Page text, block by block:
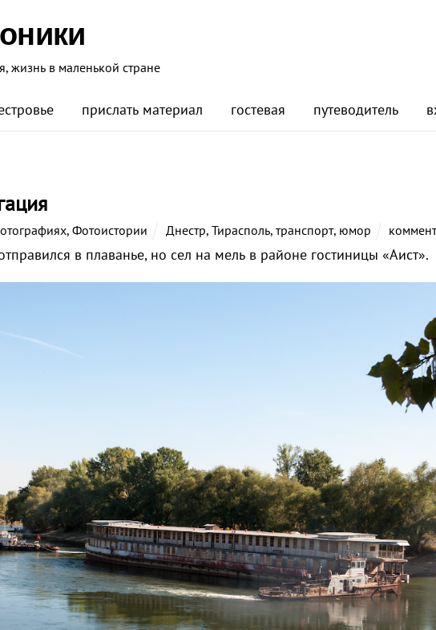
жизнь в маленькой стране
прислать материал гостевая путеводитель
, Фотоистории Днестр, Тирасполь, транспорт, юмор
в плаванье, но сел на мель в районе гостиницы «Аист».